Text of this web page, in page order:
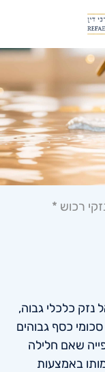
רכוש *
נזק כלכלי גבוה,
כסף גבוהים
שאם חלילה
באמצעות